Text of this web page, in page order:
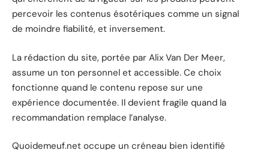
percevoir les contenus ésotériques comme un signal
de moindre fiabilité, et inversement.
La rédaction du site, portée par Alix Van Der Meer,
assume un ton personnel et accessible. Ce choix
fonctionne quand le contenu repose sur une
expérience documentée. Il devient fragile quand la
recommandation remplace l’analyse.
Quoidemeuf.net occupe un créneau bien identifié